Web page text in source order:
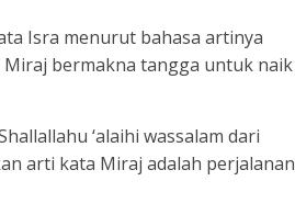
Isra menurut bahasa artinya
Miraj bermakna tangga untuk naik
‘alaihi wassalam dari
arti kata Miraj adalah perjalanan